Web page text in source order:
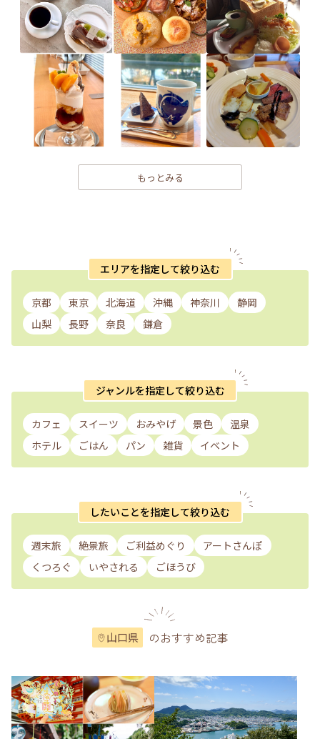
もっとみる
エリアを指定して絞り込む
京都 東京 北海道 沖縄 神奈川
静岡
山梨
長野 奈良 鎌倉
ジャンルを指定して絞り込む
カフェ スイーツ おみやげ 景色
温泉
ホテル
ごはん パン 雑貨 イベント
したいことを指定して絞り込む
週末旅 絶景旅 ご利益めぐり
アートさんぽ
くつろぐ
いやされる ごほうび
山口県 のおすすめ記事